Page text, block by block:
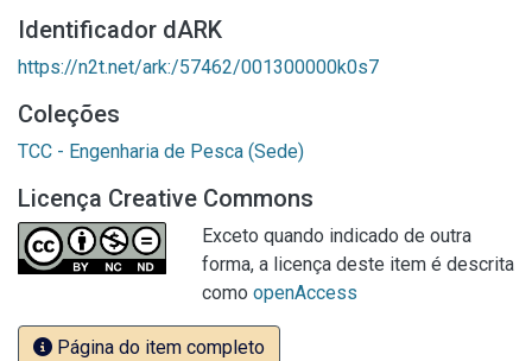
Identificador dARK
https://n2t.net/ark:/57462/001300000k0s7
Coleções
TCC - Engenharia de Pesca (Sede)
Licença Creative Commons
Exceto quando indicado de outra
forma, a licença deste item é descrita
como openAccess
Página do item completo